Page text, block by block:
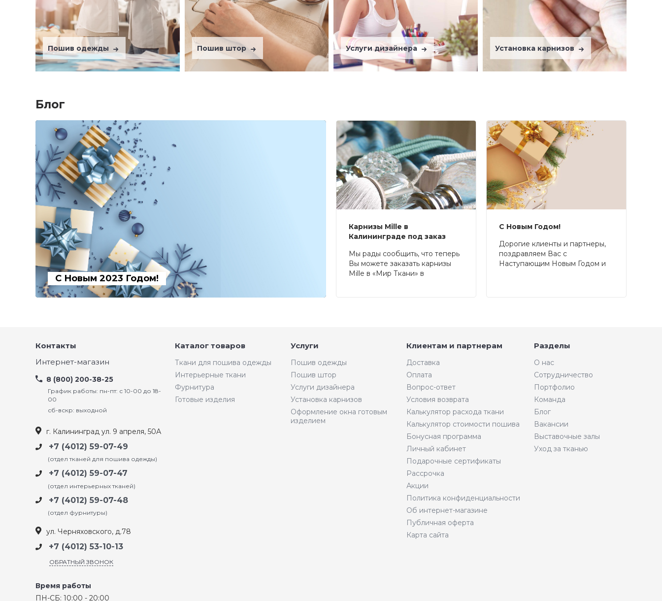
Пошив одежды Пошив штор Услуги дизайнера Установка карнизов
Блог
С Новым 2023 Годом!
Карнизы Mille в
Калининграде под заказ
Мы рады сообщить, что теперь
Вы можете заказать карнизы
Mille в «Мир Ткани» в
С Новым Годом!
Дорогие клиенты и партнеры,
поздравляем Вас с
Наступающим Новым Годом и
Контакты
Интернет-магазин
8 (800) 200-38-25
График работы: пн-пт: с 10-00 до 18-
00
сб-вскр: выходной
г. Калининград ул. 9 апреля, 50А
+7 (4012) 59-07-49
(отдел тканей для пошива одежды)
+7 (4012) 59-07-47
(отдел интерьерных тканей)
+7 (4012) 59-07-48
(отдел фурнитуры)
ул. Черняховского, д.78
+7 (4012) 53-10-13
ОБРАТНЫЙ ЗВОНОК
Время работы
ПН-СБ: 10:00 - 20:00
Каталог товаров
Ткани для пошива одежды
Интерьерные ткани
Фурнитура
Готовые изделия
Услуги
Пошив одежды
Пошив штор
Услуги дизайнера
Установка карнизов
Оформление окна готовым
изделием
Клиентам и партнерам
Доставка
Оплата
Вопрос-ответ
Условия возврата
Калькулятор расхода ткани
Калькулятор стоимости пошива
Бонусная программа
Личный кабинет
Подарочные сертификаты
Рассрочка
Акции
Политика конфиденциальности
Об интернет-магазине
Публичная оферта
Карта сайта
Разделы
О нас
Сотрудничество
Портфолио
Команда
Блог
Вакансии
Выставочные залы
Уход за тканью